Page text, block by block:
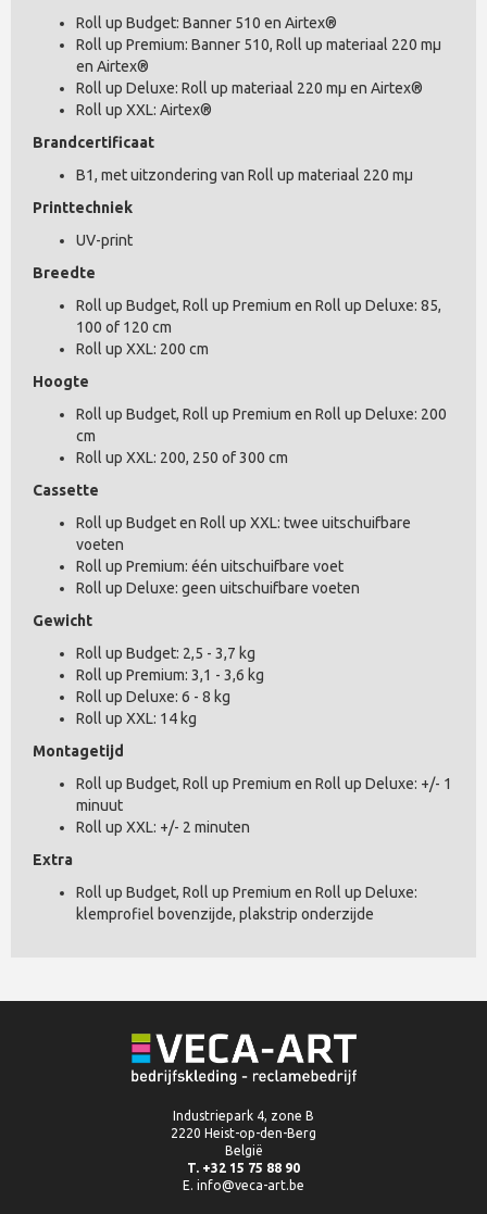
Roll up Budget: Banner 510 en Airtex®
Roll up Premium: Banner 510, Roll up materiaal 220 mµ
en Airtex®
Roll up Deluxe: Roll up materiaal 220 mµ en Airtex®
Roll up XXL: Airtex®
Brandcertificaat
B1, met uitzondering van Roll up materiaal 220 mµ
Printtechniek
UV-print
Breedte
Roll up Budget, Roll up Premium en Roll up Deluxe: 85,
100 of 120 cm
Roll up XXL: 200 cm
Hoogte
Roll up Budget, Roll up Premium en Roll up Deluxe: 200
cm
Roll up XXL: 200, 250 of 300 cm
Cassette
Roll up Budget en Roll up XXL: twee uitschuifbare
voeten
Roll up Premium: één uitschuifbare voet
Roll up Deluxe: geen uitschuifbare voeten
Gewicht
Roll up Budget: 2,5 - 3,7 kg
Roll up Premium: 3,1 - 3,6 kg
Roll up Deluxe: 6 - 8 kg
Roll up XXL: 14 kg
Montagetijd
Roll up Budget, Roll up Premium en Roll up Deluxe: +/- 1
minuut
Roll up XXL: +/- 2 minuten
Extra
Roll up Budget, Roll up Premium en Roll up Deluxe:
klemprofiel bovenzijde, plakstrip onderzijde
Industriepark 4, zone B
2220 Heist-op-den-Berg
België
T. +32 15 75 88 90
E. info@veca-art.be